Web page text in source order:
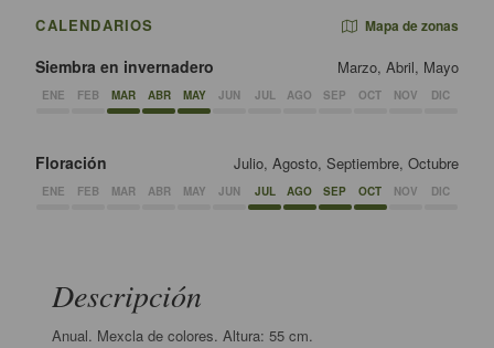
CALENDARIOS Mapa de zonas
Siembra en invernadero Marzo, Abril, Mayo
ENE FEB MAR ABR MAY JUN JUL AGO SEP OCT NOV DIC
Floración Julio, Agosto, Septiembre, Octubre
ENE FEB MAR ABR MAY JUN JUL AGO SEP OCT NOV DIC
Descripción
Anual. Mexcla de colores. Altura: 55 cm.